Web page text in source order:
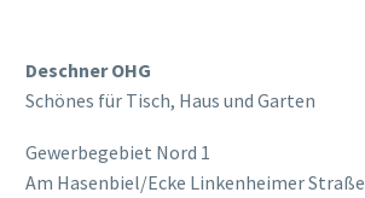
Deschner OHG
Schönes für Tisch, Haus und Garten
Gewerbegebiet Nord 1
Am Hasenbiel/Ecke Linkenheimer Straße